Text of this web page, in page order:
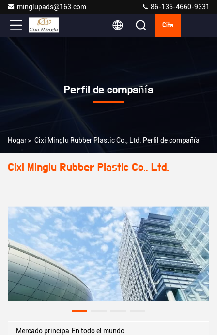
minglupads@163.com 86-136-4660-9331
Cita
Perfil de compañía
Hogar> Cixi Minglu Rubber Plastic Co., Ltd. Perfil de compañía
Cixi Minglu Rubber Plastic Co., Ltd.
Mercado principa En todo el mundo